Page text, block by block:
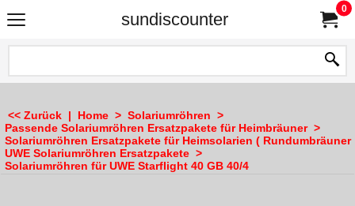
sundiscounter
0
<< Zurück | Home > Solariumröhren >
Passende Solariumröhren Ersatzpakete für Heimbräuner>
Solariumröhren Ersatzpakete für Heimsolarien ( Rundumbräuner
UWE Solariumröhren Ersatzpakete >
Solariumröhren für UWE Starflight 40 GB 40/4